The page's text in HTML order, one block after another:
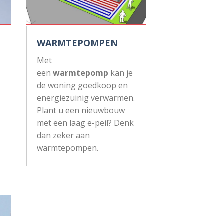
WARMTEPOMPEN
Met
een warmtepomp kan je
de woning goedkoop en
energiezuinig verwarmen.
Plant u een nieuwbouw
met een laag e-peil? Denk
dan zeker aan
warmtepompen.